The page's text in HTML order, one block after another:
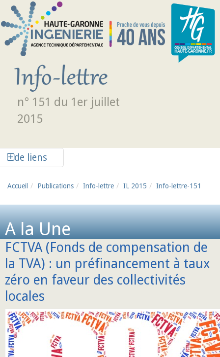
Aller au contenu principal
n° 151 du 1er juillet
2015
de liens
Accueil Publications Info-lettre IL 2015 Info-lettre-151
A la Une
FCTVA (Fonds de compensation de
la TVA) : un préfinancement à taux
zéro en faveur des collectivités
locales